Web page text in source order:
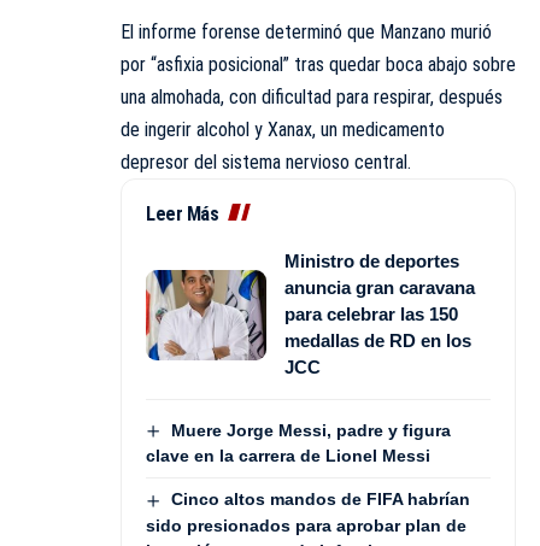
El informe forense determinó que Manzano murió
por “asfixia posicional” tras quedar boca abajo sobre
una almohada, con dificultad para respirar, después
de ingerir alcohol y Xanax, un medicamento
depresor del sistema nervioso central.
Leer Más
Ministro de deportes
anuncia gran caravana
para celebrar las 150
medallas de RD en los
JCC
Muere Jorge Messi, padre y figura
clave en la carrera de Lionel Messi
Cinco altos mandos de FIFA habrían
sido presionados para aprobar plan de